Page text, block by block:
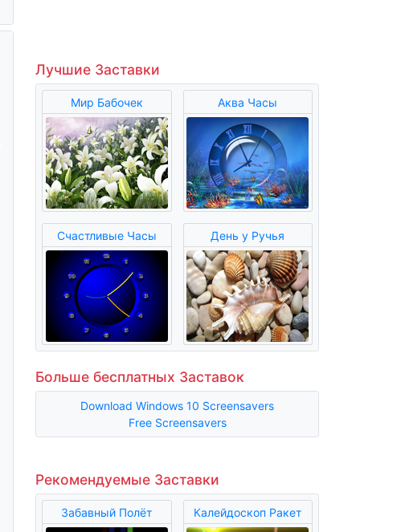
Лучшие Заставки
Мир Бабочек Аква Часы
Счастливые Часы День у Ручья
Больше бесплатных Заставок
Download Windows 10 Screensavers
Free Screensavers
Рекомендуемые Заставки
Забавный Полёт Калейдоскоп Ракет